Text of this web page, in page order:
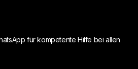
für kompetente Hilfe bei allen